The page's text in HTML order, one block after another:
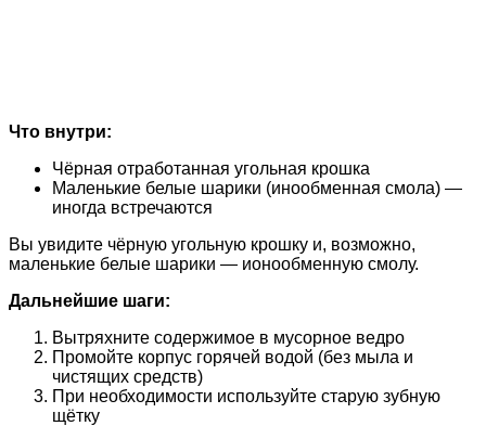
Что внутри:
Чёрная отработанная угольная крошка
Маленькие белые шарики (инообменная смола) —
иногда встречаются
Вы увидите чёрную угольную крошку и, возможно,
маленькие белые шарики — ионообменную смолу.
Дальнейшие шаги:
Вытряхните содержимое в мусорное ведро
Промойте корпус горячей водой (без мыла и
чистящих средств)
При необходимости используйте старую зубную
щётку